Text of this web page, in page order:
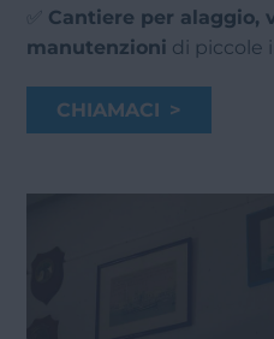
Cantiere per alaggio,
manutenzioni di piccole
CHIAMACI >